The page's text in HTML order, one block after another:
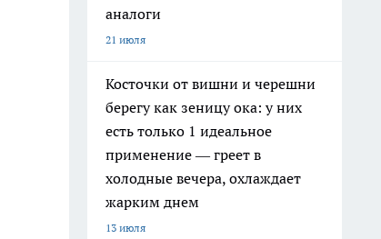
аналоги
21 июля
Косточки от вишни и черешни
берегу как зеницу ока: у них
есть только 1 идеальное
применение — греет в
холодные вечера, охлаждает
жарким днем
13 июля